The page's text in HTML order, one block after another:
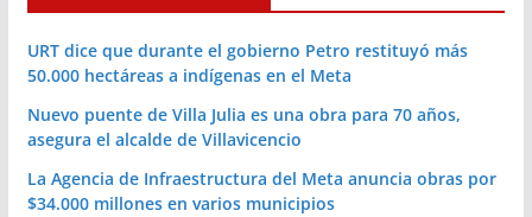
URT dice que durante el gobierno Petro restituyó más
50.000 hectáreas a indígenas en el Meta
Nuevo puente de Villa Julia es una obra para 70 años,
asegura el alcalde de Villavicencio
La Agencia de Infraestructura del Meta anuncia obras por
$34.000 millones en varios municipios